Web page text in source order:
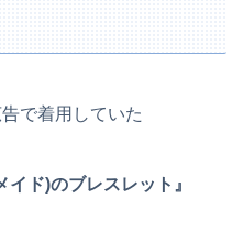
で着用していた
ド)のブレスレット』